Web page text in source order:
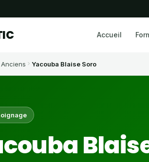
Accueil
Anciens Yacouba Blaise Soro